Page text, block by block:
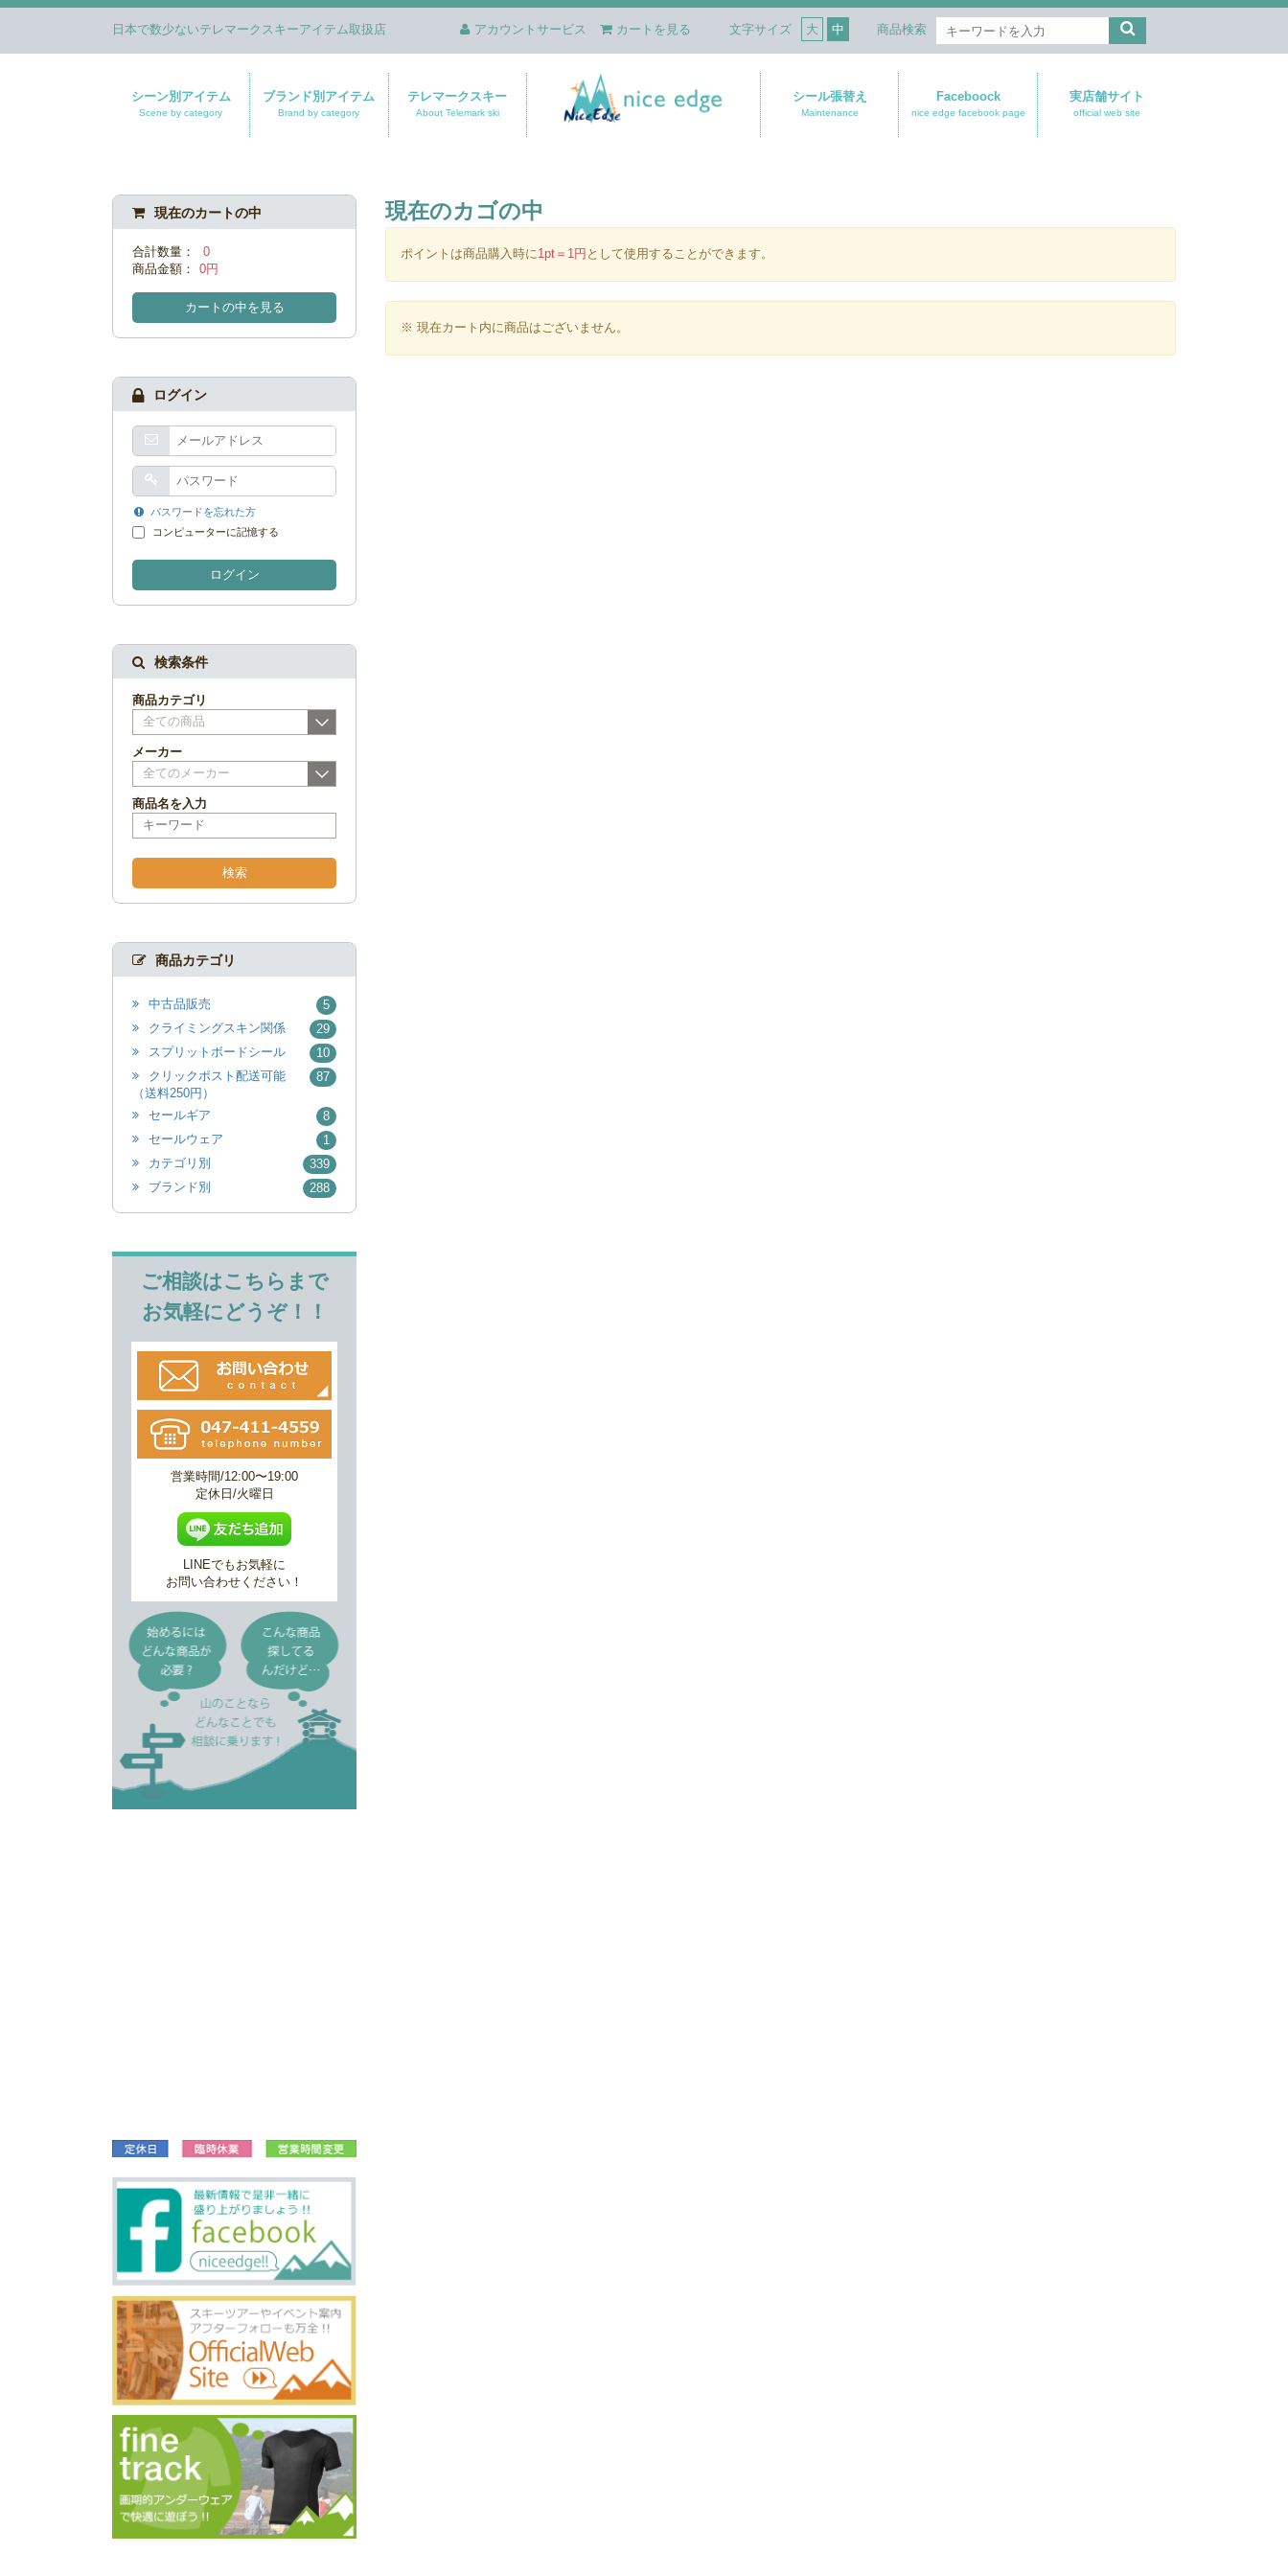
日本で数少ないテレマークスキーアイテム取扱店 アカウントサービス カートを見る 文字サイズ 大 中 商品検索
シーン別アイテム
Scene by category
ブランド別アイテム
Brand by category
テレマークスキー
About Telemark ski
シール張替え
Maintenance
Faceboock
nice edge facebook page
実店舗サイト
official web site
現在のカゴの中
ポイントは商品購入時に1pt＝1円 として使用することができます。
※ 現在カート内に商品はございません。
現在のカートの中
合計数量：
0
商品金額：
0円
カートの中を見る
ログイン
パスワードを忘れた方
コンピューターに記憶する
ログイン
検索条件
商品カテゴリ
全ての商品
メーカー
全てのメーカー
商品名を入力
検索
商品カテゴリ
中古品販売
5
クライミングスキン関係
29
スプリットボードシール
10
クリックポスト配送可能
（送料250円）
87
セールギア
8
セールウェア
1
カテゴリ別
339
ブランド別
288
ご相談はこちらまで
お気軽にどうぞ！！
営業時間/12:00〜19:00
定休日/火曜日
LINEでもお気軽に
お問い合わせください！